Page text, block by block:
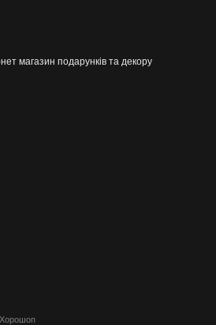
магазин подарунків та декору
Хорошоп